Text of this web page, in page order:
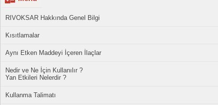
RIVOKSAR Hakkında Genel Bilgi
Kısıtlamalar
Aynı Etken Maddeyi İçeren İlaçlar
Nedir ve Ne İçin Kullanılır ?
Yan Etkileri Nelerdir ?
Kullanma Talimatı